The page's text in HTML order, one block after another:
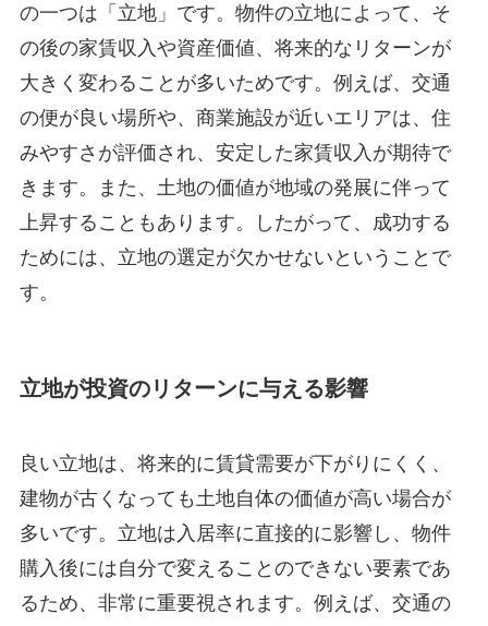
の一つは「立地」です。物件の立地によって、そ
の後の家賃収入や資産価値、将来的なリターンが
大きく変わることが多いためです。例えば、交通
の便が良い場所や、商業施設が近いエリアは、住
みやすさが評価され、安定した家賃収入が期待で
きます。また、土地の価値が地域の発展に伴って
上昇することもあります。したがって、成功する
ためには、立地の選定が欠かせないということで
す。
立地が投資のリターンに与える影響
良い立地は、将来的に賃貸需要が下がりにくく、
建物が古くなっても土地自体の価値が高い場合が
多いです。立地は入居率に直接的に影響し、物件
購入後には自分で変えることのできない要素であ
るため、非常に重要視されます。例えば、交通の